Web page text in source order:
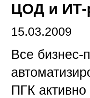
ЦОД и ИТ-
15.03.2009
Все бизнес-
ПГК